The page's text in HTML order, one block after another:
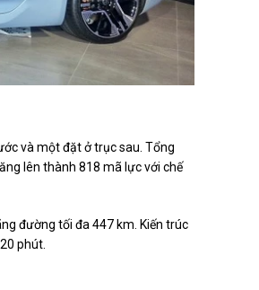
và một đặt ở trục sau. Tổng
lên thành 818 mã lực với chế
đường tối đa 447 km. Kiến trúc
phút.